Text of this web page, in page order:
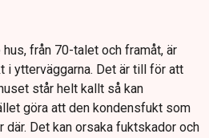
hus, från 70-talet och framåt, är
i ytterväggarna. Det är till för att
står helt kallt så kan
göra att den kondensfukt som
där. Det kan orsaka fuktskador och